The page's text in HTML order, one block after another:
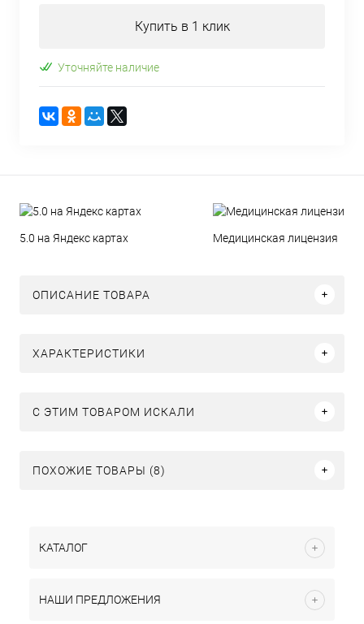
Купить в 1 клик
Уточняйте наличие
5.0 на Яндекс картах Медицинская лицензия
ОПИСАНИЕ ТОВАРА
ХАРАКТЕРИСТИКИ
C ЭТИМ ТОВАРОМ ИСКАЛИ
ПОХОЖИЕ ТОВАРЫ (8)
КАТАЛОГ
НАШИ ПРЕДЛОЖЕНИЯ